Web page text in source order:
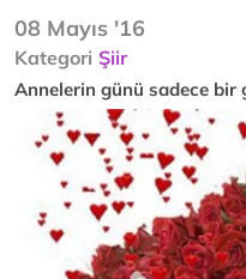
08 Mayıs '16
Kategori Şiir
Annelerin günü sadece bir